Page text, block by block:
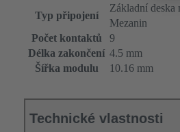
Typ připojení
Základní deska
Mezanin
Počet kontaktů
9
Délka zakončení 4.5 mm
Šířka modulu
10.16 mm
Technické vlastnosti